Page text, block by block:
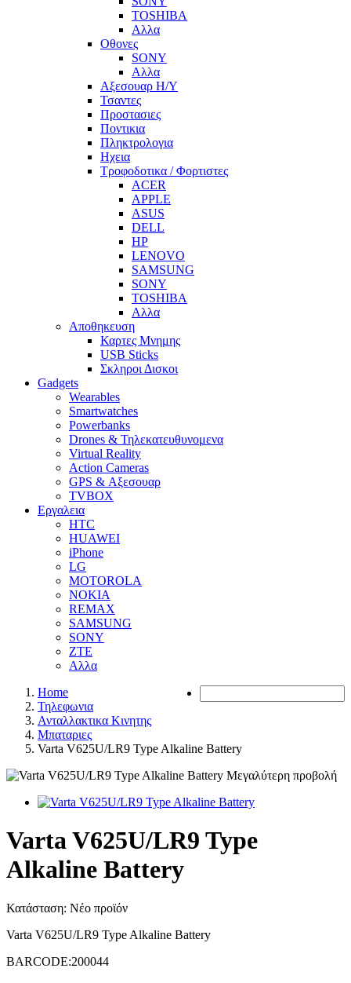
TOSHIBA
Αλλα
Οθονες
SONY
Αλλα
Αξεσουαρ Η/Υ
Τσαντες
Προστασιες
Ποντικια
Πληκτρολογια
Ηχεια
Τροφοδοτικα / Φορτιστες
ACER
APPLE
ASUS
DELL
HP
LENOVO
SAMSUNG
SONY
TOSHIBA
Αλλα
Αποθηκευση
Καρτες Μνημης
USB Sticks
Σκληροι Δισκοι
Gadgets
Wearables
Smartwatches
Powerbanks
Drones & Τηλεκατευθυνομενα
Virtual Reality
Action Cameras
GPS & Αξεσουαρ
TVBOX
Εργαλεια
HTC
HUAWEI
iPhone
LG
MOTOROLA
NOKIA
REMAX
SAMSUNG
SONY
ZTE
Αλλα
Home
Τηλεφωνια
Ανταλλακτικα Κινητης
Μπαταριες
Varta V625U/LR9 Type Alkaline Battery
Μεγαλύτερη προβολή
Varta V625U/LR9 Type
Alkaline Battery
Κατάσταση: Νέο προϊόν
Varta V625U/LR9 Type Alkaline Battery
BARCODE:200044